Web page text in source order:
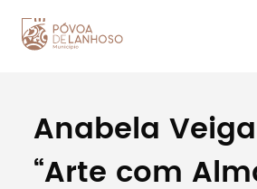
Procurar
Anabela
“Arte com